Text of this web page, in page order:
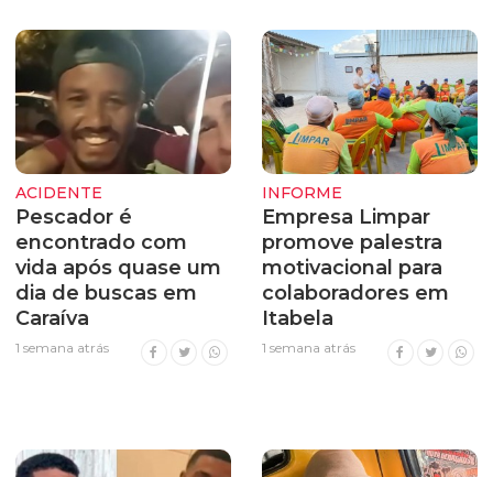
ACIDENTE
Pescador é
encontrado com
vida após quase um
dia de buscas em
Caraíva
1 semana atrás
INFORME
Empresa Limpar
promove palestra
motivacional para
colaboradores em
Itabela
1 semana atrás